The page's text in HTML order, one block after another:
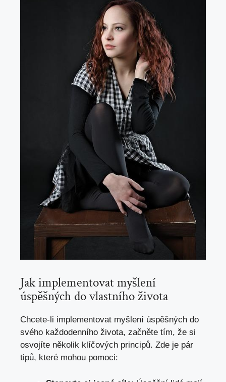
Jak implementovat myšlení
úspěšných do vlastního života
Chcete-li implementovat myšlení úspěšných do
svého každodenního života, začněte tím, že si
osvojíte několik klíčových principů. Zde je pár
tipů, které mohou pomoci: